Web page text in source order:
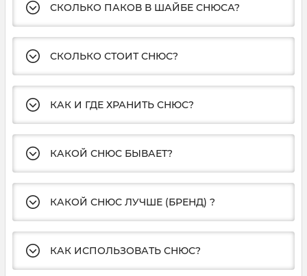
СКОЛЬКО ПАКОВ В ШАЙБЕ СНЮСА?
СКОЛЬКО СТОИТ СНЮС?
КАК И ГДЕ ХРАНИТЬ СНЮС?
КАКОЙ СНЮС БЫВАЕТ?
КАКОЙ СНЮС ЛУЧШЕ (БРЕНД) ?
КАК ИСПОЛЬЗОВАТЬ СНЮС?